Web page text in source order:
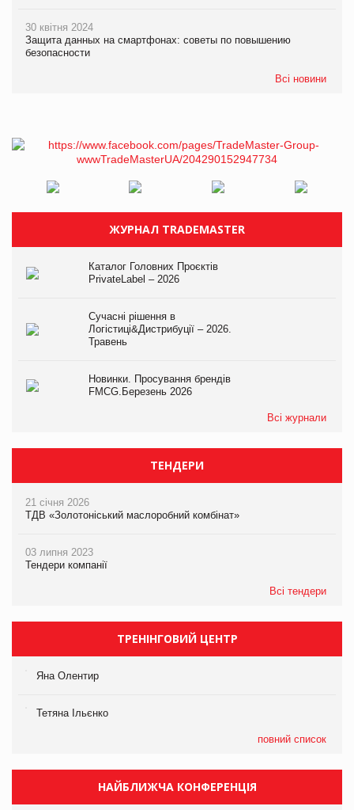
30 квітня 2024
Защита данных на смартфонах: советы по повышению
безопасности
Всі новини
ЖУРНАЛ TRADEMASTER
Каталог Головних Проєктів
PrivateLabel – 2026
Сучасні рішення в
Логістиці&Дистрибуції – 2026.
Травень
Новинки. Просування брендів
FMCG.Березень 2026
Всі журнали
ТЕНДЕРИ
21 січня 2026
ТДВ «Золотоніський маслоробний комбінат»
03 липня 2023
Тендери компанії
Всі тендери
ТРЕНІНГОВИЙ ЦЕНТР
Яна Олентир
Тетяна Ільєнко
повний список
НАЙБЛИЖЧА КОНФЕРЕНЦІЯ